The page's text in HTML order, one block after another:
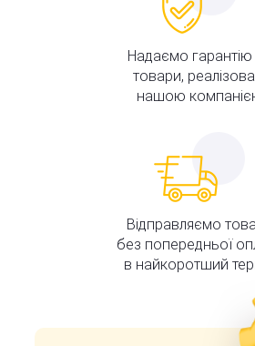
Надаємо гарантію
товари,
нашою
Відправляємо
без попередньої
в найкоротший